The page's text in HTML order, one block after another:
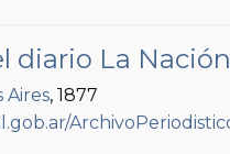
diario La Nación
Aires, 1877